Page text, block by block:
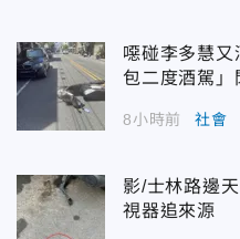
噁碰李多慧又
包二度酒駕」
8小時前 社會
影/士林路邊
視器追來源